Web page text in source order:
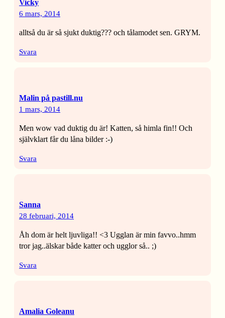
Vicky
6 mars, 2014
alltså du är så sjukt duktig??? och tålamodet sen. GRYM.
Svara
Malin på pastill.nu
1 mars, 2014
Men wow vad duktig du är! Katten, så himla fin!! Och
självklart får du låna bilder :-)
Svara
Sanna
28 februari, 2014
Åh dom är helt ljuvliga!! <3 Ugglan är min favvo..hmm
tror jag..älskar både katter och ugglor så.. ;)
Svara
Amalia Goleanu